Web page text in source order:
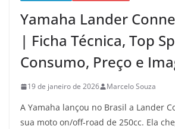
Yamaha Lander
| Ficha Técnica, Top
Consumo, Preço e
19 de janeiro de 2026 Marcelo Souza
A Yamaha lançou no Brasil a Lander
sua moto on/off-road de 250cc. Ela